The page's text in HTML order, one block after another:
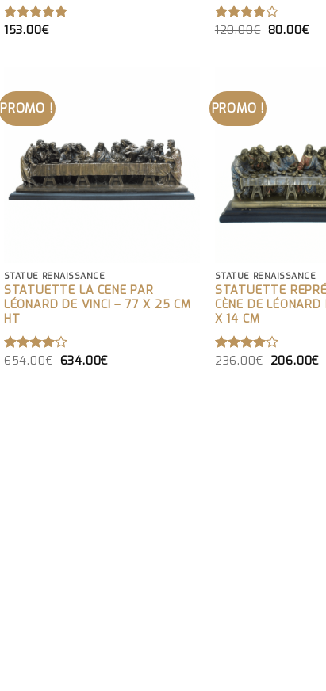
NOTE5.00
153.00€
NOTE
120.00€ LE
80.00€LE
PROMO !
STATUE RENAISSANCE
STATUETTE LA CENE PAR
LÉONARD DE VINCI – 77 X 25 CM
HT
NOTE
654.00€ LE
634.00€LE
PROMO !
STATUE RENAISSANCE
STATUETTE
CÈNE DE
X 14 CM
NOTE
236.00€ LE
206.00€LE